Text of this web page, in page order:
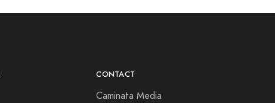
CONTACT
Caminata Media